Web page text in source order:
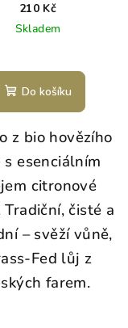
210 Kč
Skladem
Do košíku
z bio hovězího
esenciálním
citronové
čisté a
– svěží vůně,
Fed lůj z
farem.